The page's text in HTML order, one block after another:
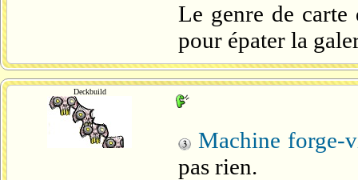
Le genre de carte
pour épater la
Deckbuild
Machine forge-
pas rien.